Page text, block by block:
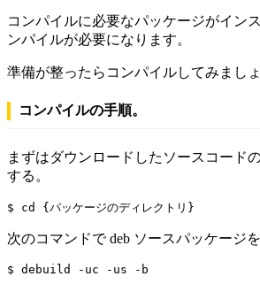
コンパイルに必要なパッケージがイン
ンパイルが必要になります。
準備が整ったらコンパイルしてみましょ
コンパイルの手順。
まずはダウンロードしたソースコード
する。
$ cd {パッケージのディレクトリ}
次のコマンドで deb ソースパッケージ
$ debuild -uc -us -b